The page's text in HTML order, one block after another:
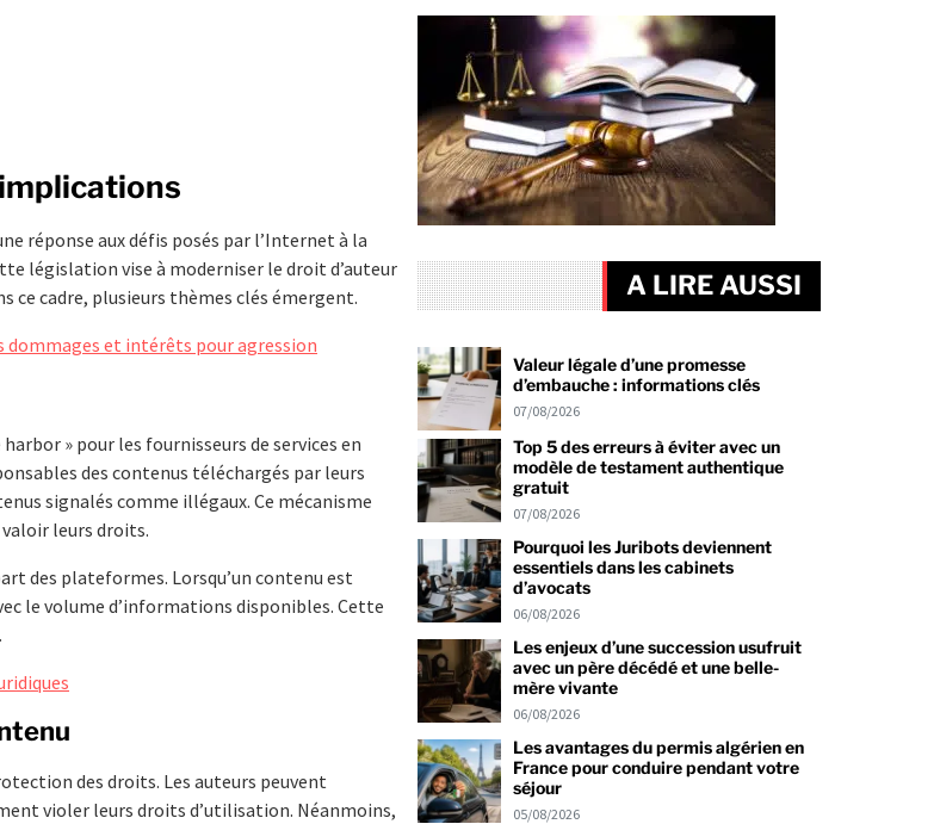
réponse aux défis posés par l’Internet à la
législation vise à moderniser le droit d’auteur
ce cadre, plusieurs thèmes clés émergent.
dommages et intérêts pour agression
» pour les fournisseurs de services en
des contenus téléchargés par leurs
signalés comme illégaux. Ce mécanisme
leurs droits.
des plateformes. Lorsqu’un contenu est
le volume d’informations disponibles. Cette
des droits. Les auteurs peuvent
violer leurs droits d’utilisation. Néanmoins,
A LIRE AUSSI
Valeur légale d’une promesse
d’embauche : informations clés
07/08/2026
Top 5 des erreurs à éviter avec un
modèle de testament authentique
gratuit
07/08/2026
Pourquoi les Juribots deviennent
essentiels dans les cabinets
d’avocats
06/08/2026
Les enjeux d’une succession usufruit
avec un père décédé et une belle-
mère vivante
06/08/2026
Les avantages du permis algérien en
France pour conduire pendant votre
séjour
05/08/2026